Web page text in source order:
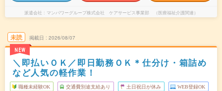
派遣会社 マンパワーグループ株式会社 ケアサービス事業部 （医療福祉介護関連）
未読
NEW
掲載日 2026/08/07
＼即払いＯＫ／即日勤務ＯＫ＊仕分け・箱詰め
など人気の軽作業！
職種未経験OK 交通費別途支給あり 土日祝日が休み WEB登録OK